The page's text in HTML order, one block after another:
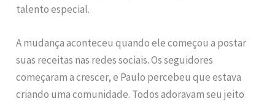
talento especial.
A mudança aconteceu quando ele começou a postar
suas receitas nas redes sociais. Os seguidores
começaram a crescer, e Paulo percebeu que estava
criando uma comunidade. Todos adoravam seu jeito